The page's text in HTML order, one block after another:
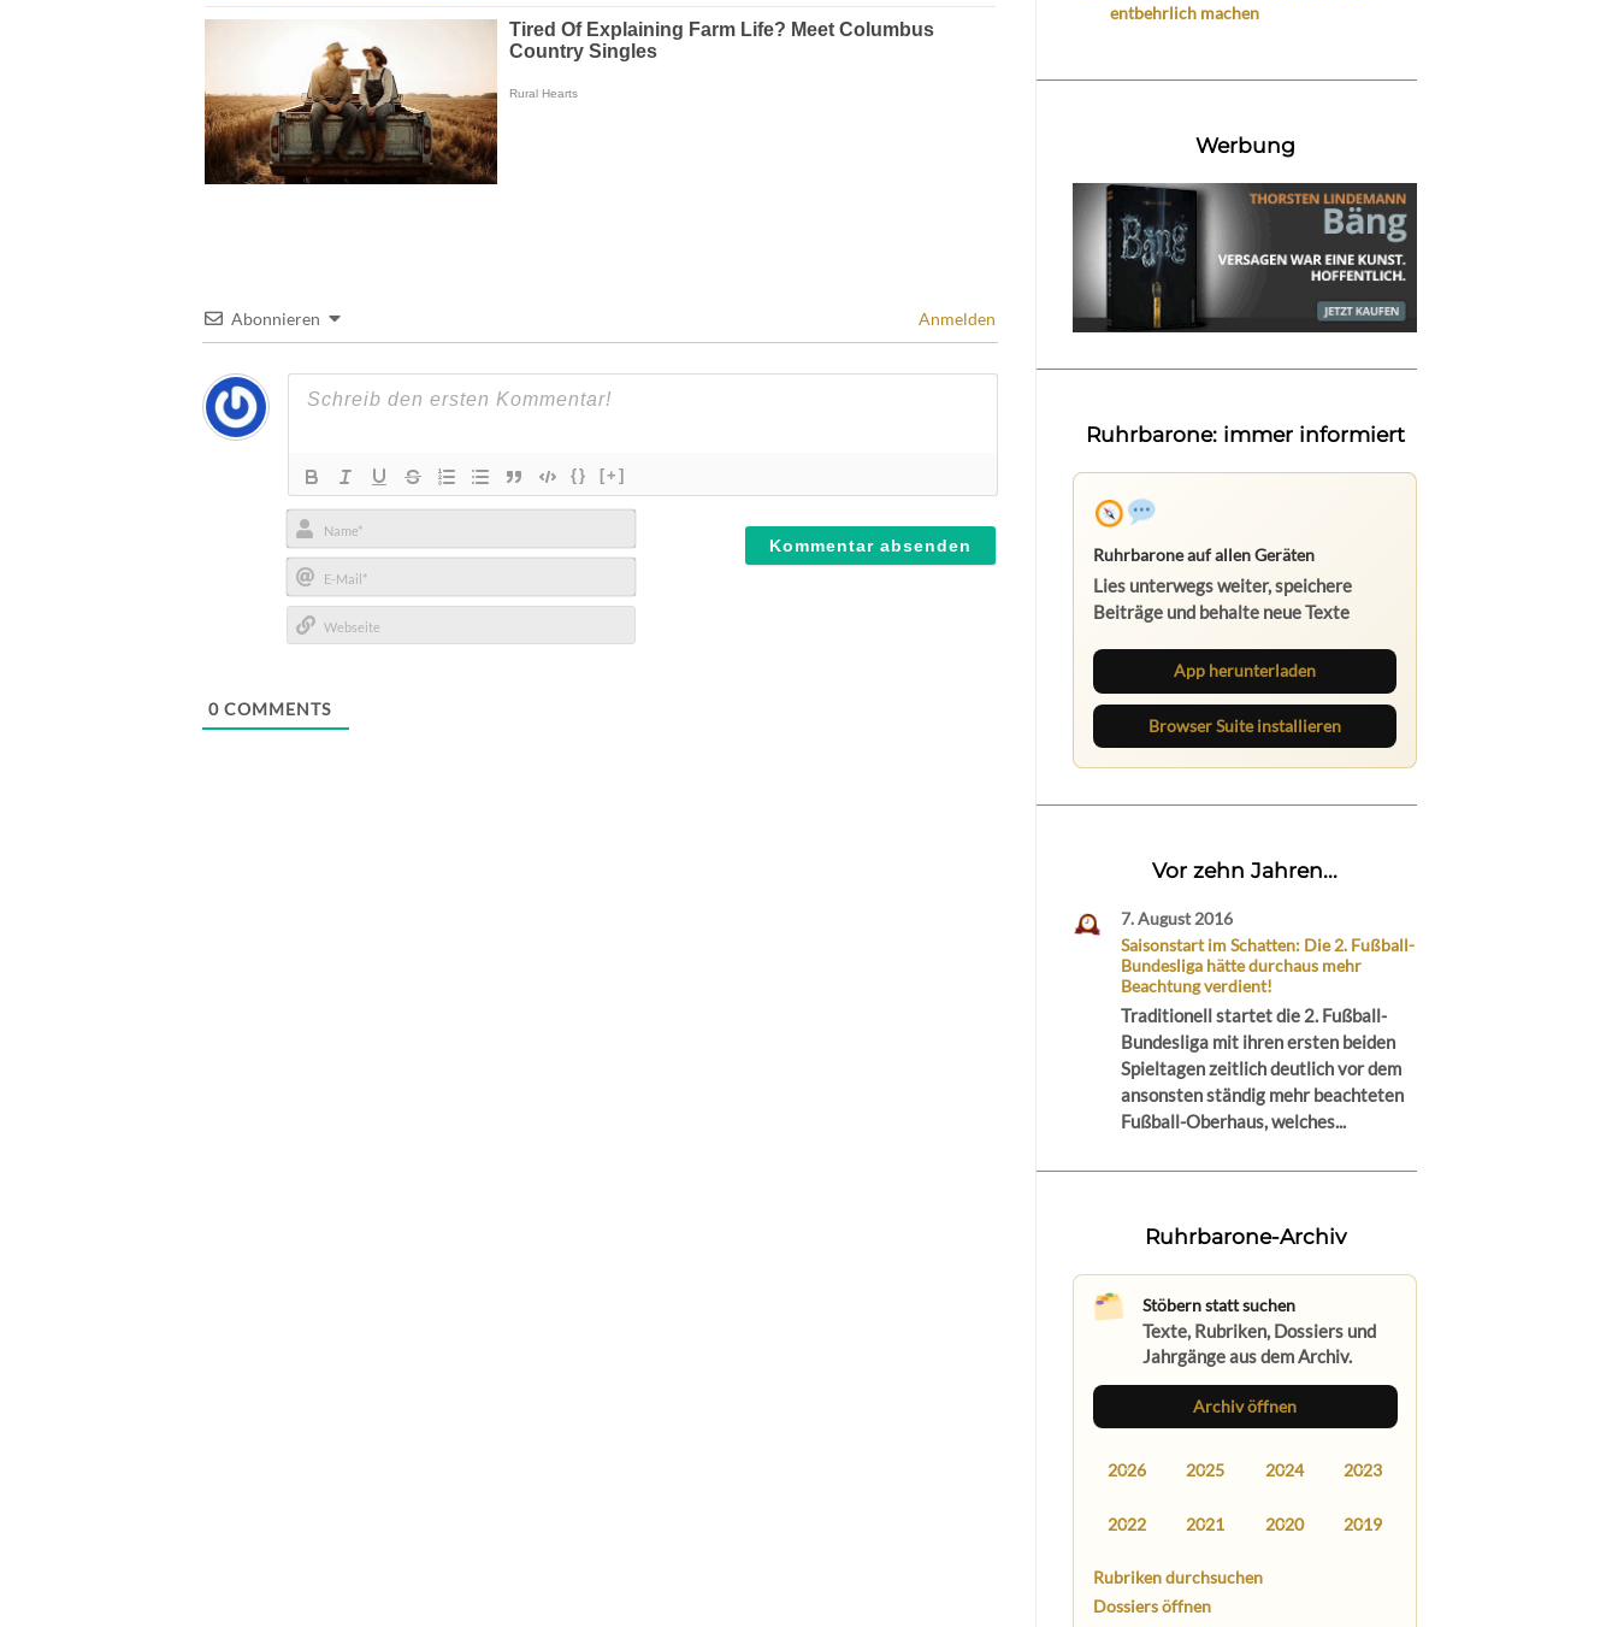
Abonnieren Anmelden
{} [+]
Name*
E-
Mail*
0 COMMENTS
entbehrlich machen
Werbung
Ruhrbarone: immer informiert
Ruhrbarone auf allen Geräten
Lies unterwegs weiter, speichere
Beiträge und behalte neue Texte
App herunterladen
Browser Suite installieren
Vor zehn Jahren...
7. August 2016
Saisonstart im Schatten: Die 2. Fußball-
Bundesliga hätte durchaus mehr
Beachtung verdient!
Traditionell startet die 2. Fußball-
Bundesliga mit ihren ersten beiden
Spieltagen zeitlich deutlich vor dem
ansonsten ständig mehr beachteten
Fußball-Oberhaus, welches...
Ruhrbarone-Archiv
Stöbern statt suchen
Texte, Rubriken, Dossiers und
Jahrgänge aus dem Archiv.
Archiv öffnen
2026 2025 2024 2023
2022 2021 2020 2019
Rubriken durchsuchen
Dossiers öffnen